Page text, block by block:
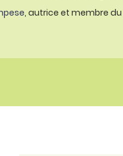
, autrice et membre du